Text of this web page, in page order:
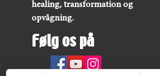
healing, transformation og
opvågning.
Følg os på